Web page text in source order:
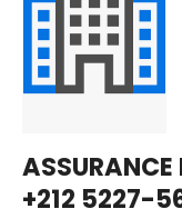
+212 5227-